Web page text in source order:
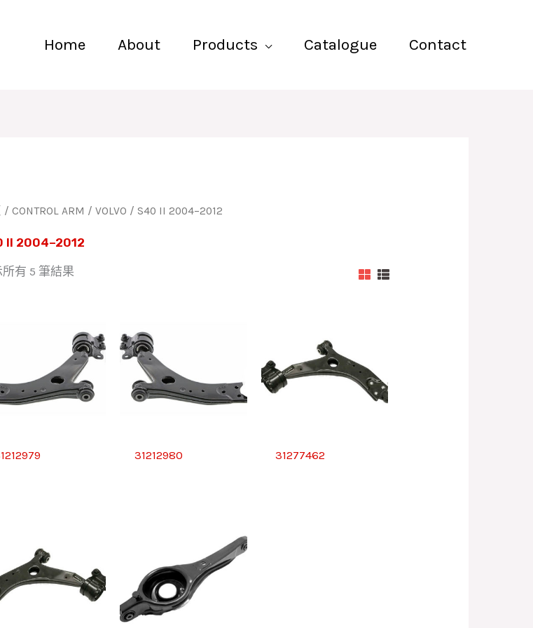
Home About Products Catalogue Contact
/CONTROL ARM /VOLVO / S40 II 2004–2012
II 2004–2012
所有 5 筆結果
31212980 31277462